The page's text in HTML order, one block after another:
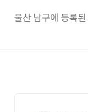
울산 남구에 등록